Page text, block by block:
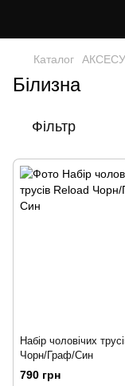
Каталог
Білизна
Фільтр
Набір чоловічих
Чорн/Граф/Син
790 грн